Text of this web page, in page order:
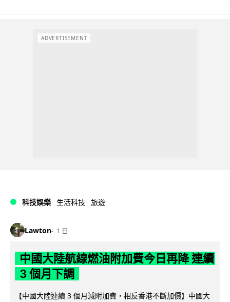
ADVERTISEMENT
科技娛樂 生活科技 旅遊
Lawton 1 日
中國大陸航線燃油附加費今日再降 連續
3 個月下調
【中國大陸連續 3 個月減附加費，相反香港不斷加價】中國大